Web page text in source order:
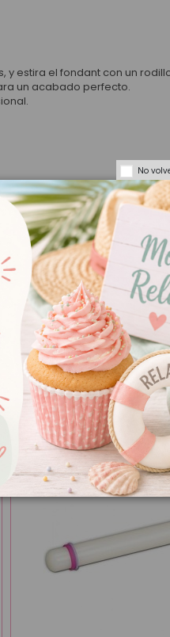
estira el fondant con un
un acabado perfecto.
No